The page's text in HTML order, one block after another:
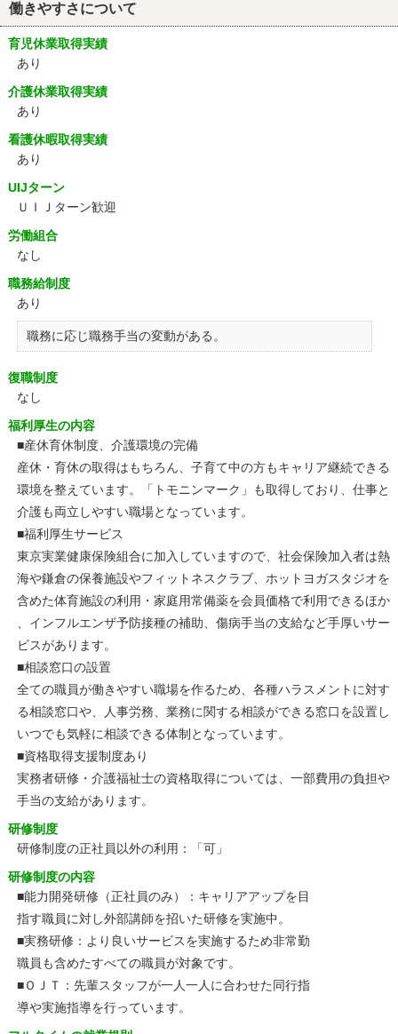
働きやすさについて
育児休業取得実績
あり
介護休業取得実績
あり
看護休暇取得実績
あり
UIJターン
ＵＩＪターン歓迎
労働組合
なし
職務給制度
あり
職務に応じ職務手当の変動がある。
復職制度
なし
福利厚生の内容
■産休育休制度、介護環境の完備
産休・育休の取得はもちろん、子育て中の方もキャリア継続できる
環境を整えています。「トモニンマーク」も取得しており、仕事と
介護も両立しやすい職場となっています。
■福利厚生サービス
東京実業健康保険組合に加入していますので、社会保険加入者は熱
海や鎌倉の保養施設やフィットネスクラブ、ホットヨガスタジオを
含めた体育施設の利用・家庭用常備薬を会員価格で利用できるほか
、インフルエンザ予防接種の補助、傷病手当の支給など手厚いサー
ビスがあります。
■相談窓口の設置
全ての職員が働きやすい職場を作るため、各種ハラスメントに対す
る相談窓口や、人事労務、業務に関する相談ができる窓口を設置し
いつでも気軽に相談できる体制となっています。
■資格取得支援制度あり
実務者研修・介護福祉士の資格取得については、一部費用の負担や
手当の支給があります。
研修制度
研修制度の正社員以外の利用：「可」
研修制度の内容
■能力開発研修（正社員のみ）：キャリアアップを目
指す職員に対し外部講師を招いた研修を実施中。
■実務研修：より良いサービスを実施するため非常勤
職員も含めたすべての職員が対象です。
■ＯＪＴ：先輩スタッフが一人一人に合わせた同行指
導や実施指導を行っています。